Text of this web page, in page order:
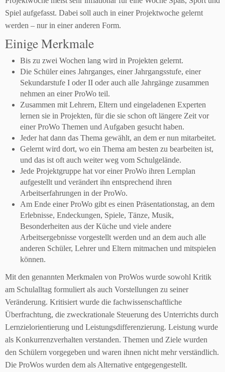
Spiel aufgefasst. Dabei soll auch in einer Projektwoche gelernt
werden – nur in einer anderen Form.
Einige Merkmale
Bis zu zwei Wochen lang wird in Projekten gelernt.
Die Schüler eines Jahrganges, einer Jahrgangsstufe, einer
Sekundarstufe I oder II oder auch alle Jahrgänge zusammen
nehmen an einer ProWo teil.
Zusammen mit Lehrern, Eltern und eingeladenen Experten
lernen sie in Projekten, für die sie schon oft längere Zeit vor
einer ProWo Themen und Aufgaben gesucht haben.
Jeder hat dann das Thema gewählt, an dem er nun mitarbeitet.
Gelernt wird dort, wo ein Thema am besten zu bearbeiten ist,
und das ist oft auch weiter weg vom Schulgelände.
Jede Projektgruppe hat vor einer ProWo ihren Lernplan
aufgestellt und verändert ihn entsprechend ihren
Arbeitserfahrungen in der ProWo.
Am Ende einer ProWo gibt es einen Präsentationstag, an dem
Erlebnisse, Endeckungen, Spiele, Tänze, Musik,
Besonderheiten aus der Küche und viele andere
Arbeitsergebnisse vorgestellt werden und an dem auch alle
anderen Schüler, Lehrer und Eltern mitmachen und mitspielen
können.
Mit den genannten Merkmalen von ProWos wurde sowohl Kritik
am Schulalltag formuliert als auch Vorstellungen zu seiner
Veränderung. Kritisiert wurde die fachwissenschaftliche
Überfrachtung, die zweckrationale Steuerung des Unterrichts durch
Lernzielorientierung und Leistungsdifferenzierung. Leistung wurde
als Konkurrenzverhalten verstanden. Themen und Ziele wurden
den Schülern vorgegeben und waren ihnen nicht mehr verständlich.
Die ProWos wurden dem als Alternative entgegengestellt.